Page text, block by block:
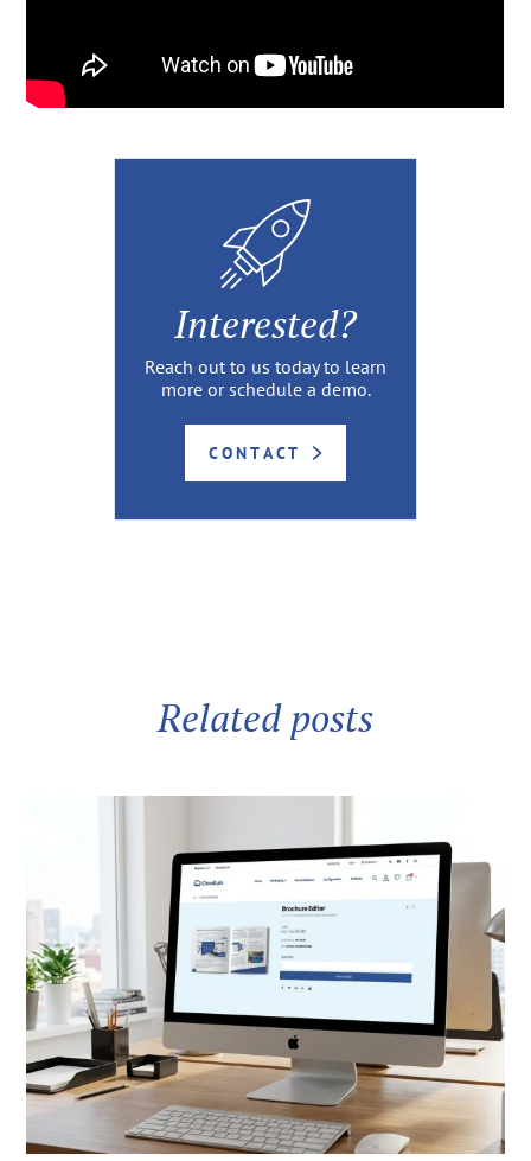
Interested?
Reach out to us today to learn
more or schedule a demo.
CONTACT
Related posts